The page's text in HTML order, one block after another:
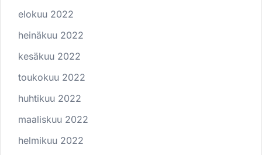
elokuu 2022
heinäkuu 2022
kesäkuu 2022
toukokuu 2022
huhtikuu 2022
maaliskuu 2022
helmikuu 2022